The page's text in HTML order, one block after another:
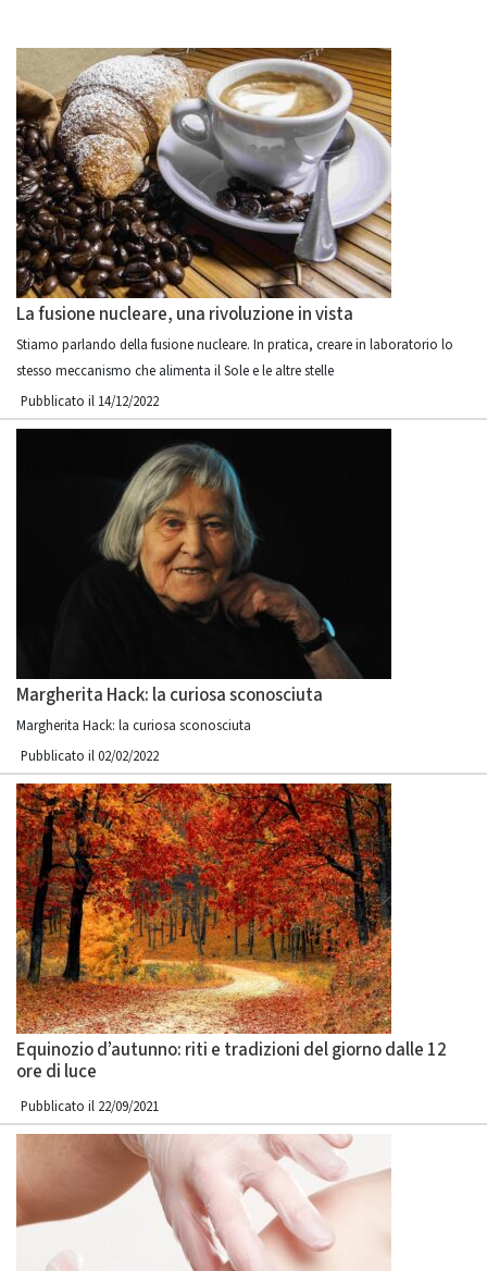
La fusione nucleare, una rivoluzione in vista
Stiamo parlando della fusione nucleare. In pratica, creare in laboratorio lo
stesso meccanismo che alimenta il Sole e le altre stelle
Pubblicato il 14/12/2022
Margherita Hack: la curiosa sconosciuta
Margherita Hack: la curiosa sconosciuta
Pubblicato il 02/02/2022
Equinozio d’autunno: riti e tradizioni del giorno dalle 12
ore di luce
Pubblicato il 22/09/2021